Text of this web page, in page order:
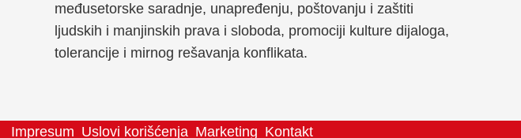
međusetorske saradnje, unapređenju, poštovanju i zaštiti
ljudskih i manjinskih prava i sloboda, promociji kulture dijaloga,
tolerancije i mirnog rešavanja konflikata.
Impresum Uslovi korišćenja Marketing Kontakt